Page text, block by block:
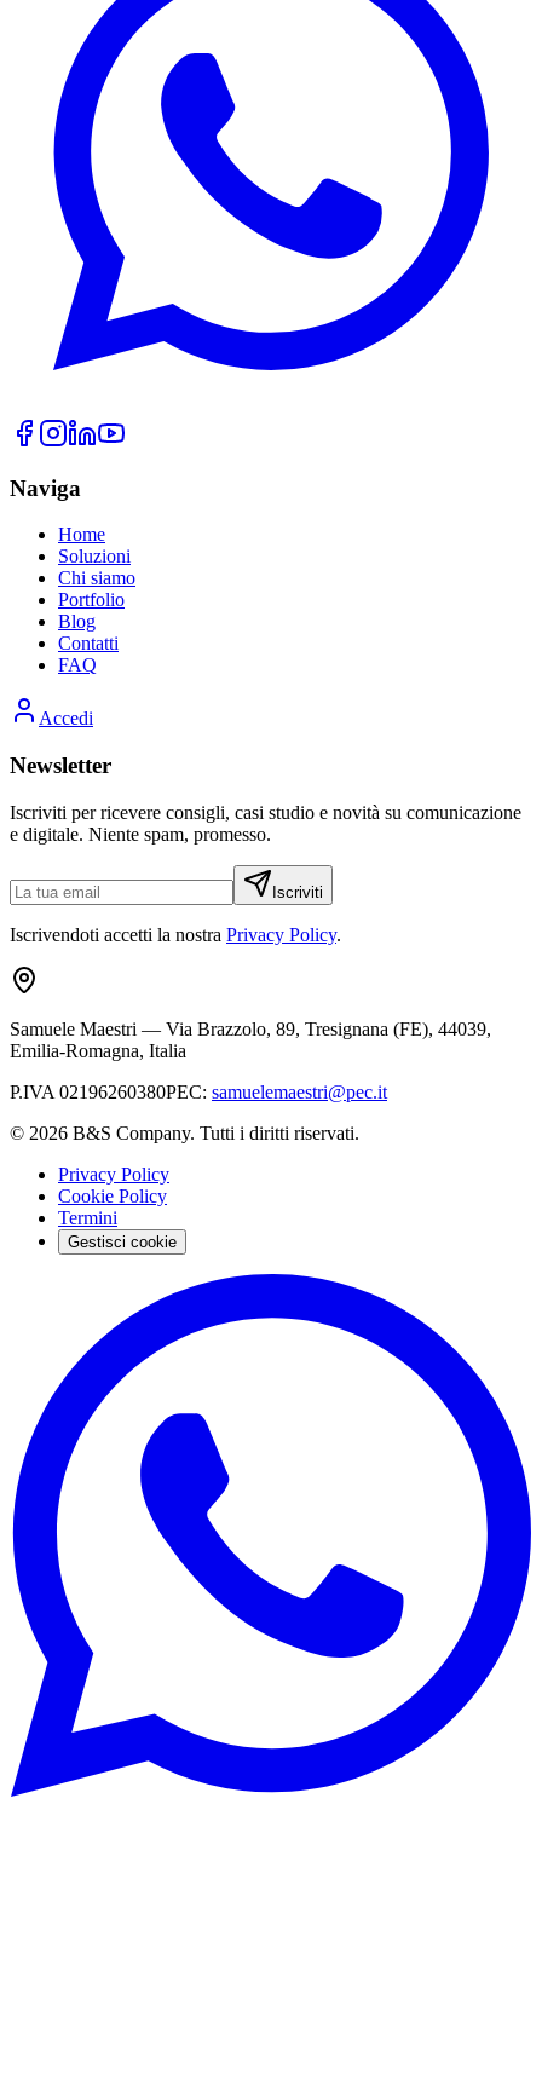
Naviga
Home
Soluzioni
Chi siamo
Portfolio
Blog
Contatti
FAQ
Accedi
Newsletter
Iscriviti per ricevere consigli, casi studio e novità su comunicazione
e digitale. Niente spam, promesso.
Iscriviti
Iscrivendoti accetti la nostra Privacy Policy.
Samuele Maestri — Via Brazzolo, 89, Tresignana (FE), 44039,
Emilia-Romagna, Italia
P.IVA 02196260380PEC: samuelemaestri@pec.it
© 2026 B&S Company. Tutti i diritti riservati.
Privacy Policy
Cookie Policy
Termini
Gestisci cookie